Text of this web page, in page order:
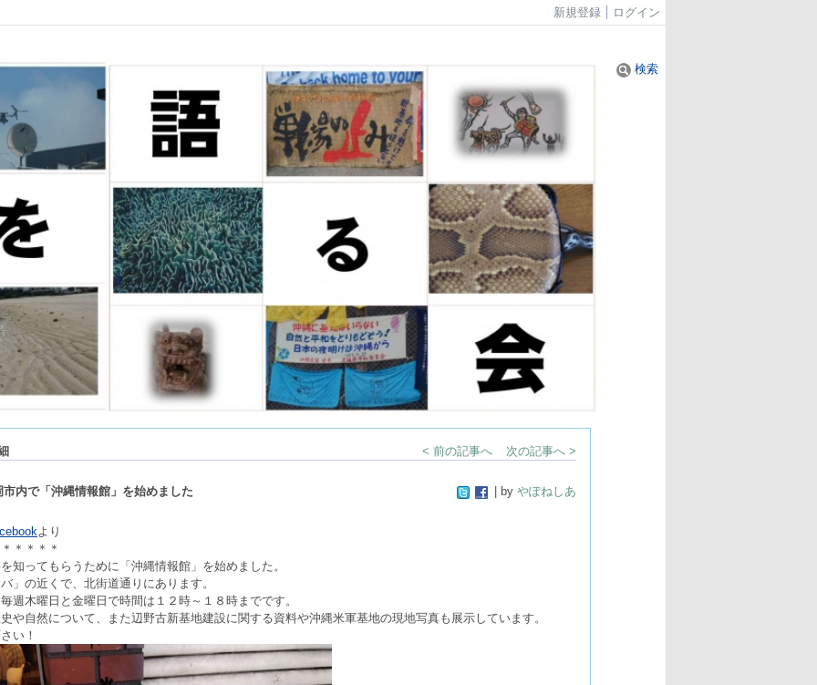
新規登録 ログイン
検索
< 前の記事へ 次の記事へ >
市内で「沖縄情報館」を始めました | by やぽねしあ
より
＊＊＊＊
知ってもらうために「沖縄情報館」を始めました。
」の近くで、北街道通りにあります。
週木曜日と金曜日で時間は１２時～１８時までです。
や自然について、また辺野古新基地建設に関する資料や沖縄米軍基地の現地写真も展示しています。
い！